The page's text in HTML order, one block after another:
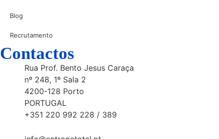
Blog
Recrutamento
Contactos
Rua Prof. Bento Jesus Caraça
nº 248, 1º Sala 2
4200-128 Porto
PORTUGAL
+351 220 992 228 / 389